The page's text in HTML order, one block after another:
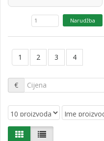
1 2 3 4
€